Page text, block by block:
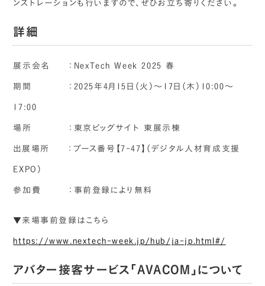
ンストレーションも行いますので、ぜひお立ち寄りください。
詳細
展示会名 ：NexTech Week 2025 春
期間 ：2025年4月15日（火）～17日（木）10:00～
17:00
場所 ：東京ビッグサイト 東展示棟
出展場所 ：ブース番号【7-47】（デジタル人材育成支援
EXPO）
参加費 ：事前登録により無料
▼来場事前登録はこちら
https://www.nextech-week.jp/hub/ja-jp.html#/
アバター接客サービス「AVACOM」について